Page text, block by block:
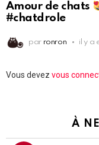
Amour de chats
#chatdrole
par ronron il y a
Laisser
Vous devez vous
À